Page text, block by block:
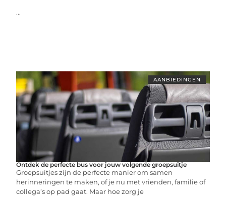
...
AANBIEDINGEN
Ontdek de perfecte bus voor jouw volgende groepsuitje
Groepsuitjes zijn de perfecte manier om samen
herinneringen te maken, of je nu met vrienden, familie of
collega’s op pad gaat. Maar hoe zorg je